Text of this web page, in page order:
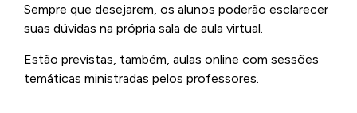
Sempre que desejarem, os alunos poderão esclarecer
suas dúvidas na própria sala de aula virtual.
Estão previstas, também, aulas online com sessões
temáticas ministradas pelos professores.